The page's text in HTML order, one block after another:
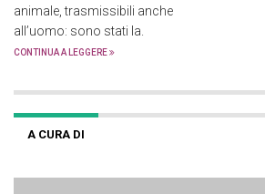
animale, trasmissibili anche
all’uomo: sono stati la.
CONTINUA A LEGGERE
A CURA DI